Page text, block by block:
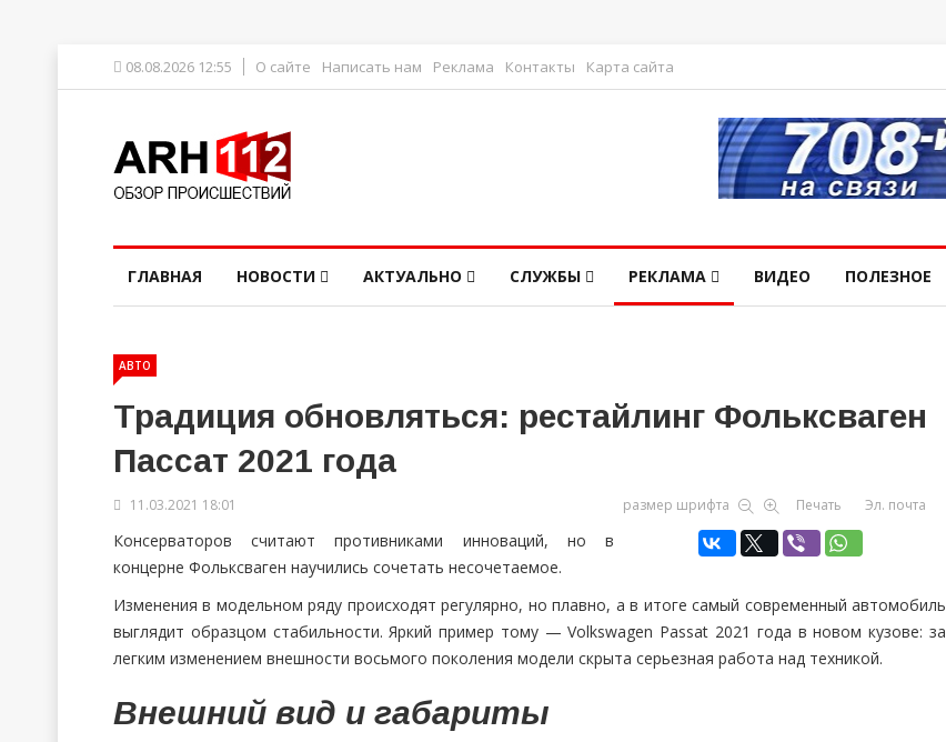
08.08.2026 12:55 О сайте Написать нам Реклама Контакты Карта сайта
ГЛАВНАЯ НОВОСТИ АКТУАЛЬНО СЛУЖБЫ РЕКЛАМА ВИДЕО ПОЛЕЗНОЕ
АВТО
Традиция обновляться: рестайлинг Фольксваген
Пассат 2021 года
11.03.2021 18:01 размер шрифта Печать Эл. почта
Консерваторов считают противниками инноваций, но в
концерне Фольксваген научились сочетать несочетаемое.
Изменения в модельном ряду происходят регулярно, но плавно, а в итоге самый современный автомобиль
выглядит образцом стабильности. Яркий пример тому — Volkswagen Passat 2021 года в новом кузове: за
легким изменением внешности восьмого поколения модели скрыта серьезная работа над техникой.
Внешний вид и габариты